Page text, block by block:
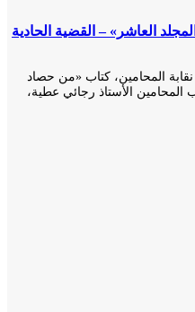
العاشر» – القضية الحادية
كتاب «من حصاد
الأستاذ رجائي عطية،